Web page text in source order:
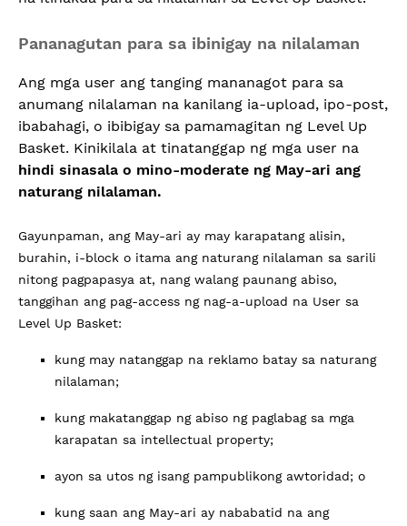
Pananagutan para sa ibinigay na nilalaman
Ang mga user ang tanging mananagot para sa
anumang nilalaman na kanilang ia-upload, ipo-post,
ibabahagi, o ibibigay sa pamamagitan ng Level Up
Basket. Kinikilala at tinatanggap ng mga user na
hindi sinasala o mino-moderate ng May-ari ang
naturang nilalaman.
Gayunpaman, ang May-ari ay may karapatang alisin,
burahin, i-block o itama ang naturang nilalaman sa sarili
nitong pagpapasya at, nang walang paunang abiso,
tanggihan ang pag-access ng nag-a-upload na User sa
Level Up Basket:
kung may natanggap na reklamo batay sa naturang
nilalaman;
kung makatanggap ng abiso ng paglabag sa mga
karapatan sa intellectual property;
ayon sa utos ng isang pampublikong awtoridad; o
kung saan ang May-ari ay nababatid na ang